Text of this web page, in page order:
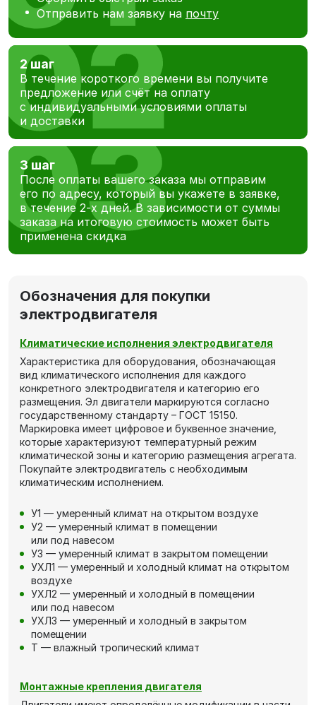
Отправить нам заявку на почту
2 шаг
В течение короткого времени вы получите
предложение или счёт на оплату
с индивидуальными условиями оплаты
и доставки
3 шаг
После оплаты вашего заказа мы отправим
его по адресу, который вы укажете в заявке,
в течение 2-х дней. В зависимости от суммы
заказа на итоговую стоимость может быть
применена скидка
Обозначения для покупки
электродвигателя
Климатические исполнения электродвигателя
Характеристика для оборудования, обозначающая
вид климатического исполнения для каждого
конкретного электродвигателя и категорию его
размещения. Эл двигатели маркируются согласно
государственному стандарту – ГОСТ 15150.
Маркировка имеет цифровое и буквенное значение,
которые характеризуют температурный режим
климатической зоны и категорию размещения агрегата.
Покупайте электродвигатель с необходимым
климатическим исполнением.
У1 — умеренный климат на открытом воздухе
У2 — умеренный климат в помещении
или под навесом
У3 — умеренный климат в закрытом помещении
УХЛ1 — умеренный и холодный климат на открытом
воздухе
УХЛ2 — умеренный и холодный в помещении
или под навесом
УХЛ3 — умеренный и холодный в закрытом
помещении
Т — влажный тропический климат
Монтажные крепления двигателя